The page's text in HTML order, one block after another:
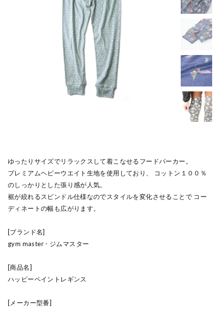
ゆったりサイズでリラックスして着こなせるフードパーカー。
プレミアムヘビーウエイト生地を使用しており、 コットン１００％
のしっかりとした張り感が人気。
裾が絞れるスピンドル仕様なのでスタイルを変化させることで コー
ディネートの幅も広がります。
[ブランド名]
gym master - ジムマスター
[商品名]
ハッピーペイントレギンス
[メーカー型番]